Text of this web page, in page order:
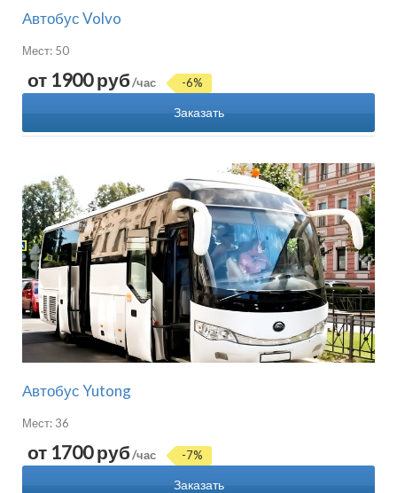
Автобус Volvo
Мест: 50
от 1900 руб/час -6%
Заказать
Автобус Yutong
Мест: 36
от 1700 руб/час -7%
Заказать